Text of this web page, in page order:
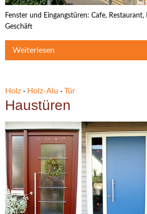
Fenster und Eingangstüren: Cafe,
Geschäft
Weiterlesen
Holz · Holz-Alu · Tür
Haustüren